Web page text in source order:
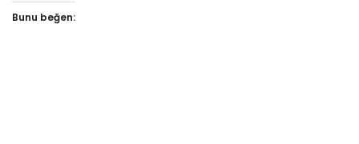
Bunu beğen: